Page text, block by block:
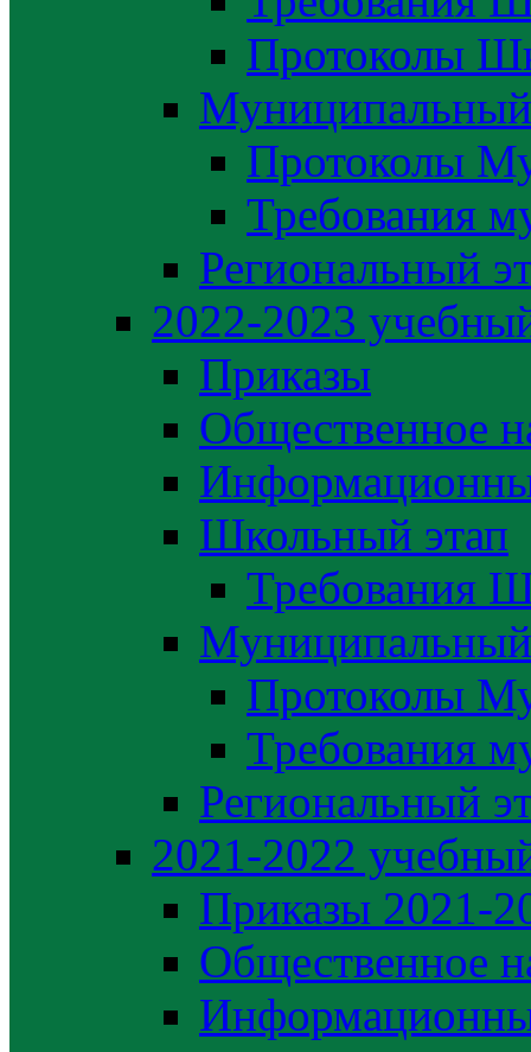
Протоколы
Муниципальный
Протоколы
Требования
Региональный
2022-2023
Приказы
Общественное
Школьный этап
Требования
Муниципальный
Протоколы
Требования
Региональный
2021-2022
Приказы 2021-
Общественное